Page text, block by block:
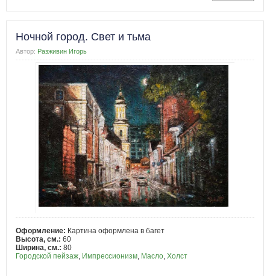
Ночной город. Свет и тьма
Автор: Разживин Игорь
Оформление: Картина оформлена в багет
Высота, см.: 60
Ширина, см.: 80
Городской пейзаж, Импрессионизм, Масло, Холст